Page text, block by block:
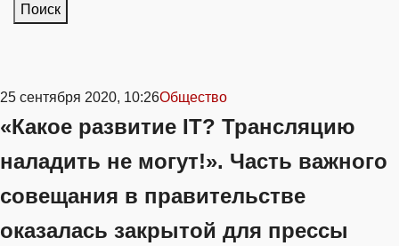
Поиск
25 сентября 2020, 10:26Общество
«Какое развитие IT? Трансляцию
наладить не могут!». Часть важного
совещания в правительстве
оказалась закрытой для прессы